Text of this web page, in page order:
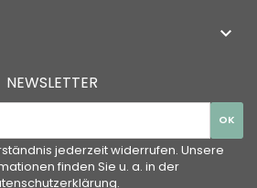

NEWSLETTER
jederzeit widerrufen. Unsere
finden Sie u. a. in der